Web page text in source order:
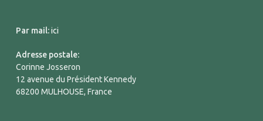
Par mail:ici
Adresse postale:
Corinne Josseron
12 avenue du Président Kennedy
68200 MULHOUSE, France